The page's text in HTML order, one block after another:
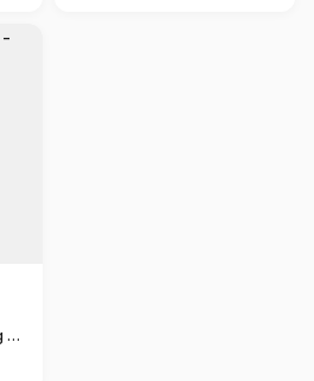
Seyed Alireza Seyd - King of The Mountian